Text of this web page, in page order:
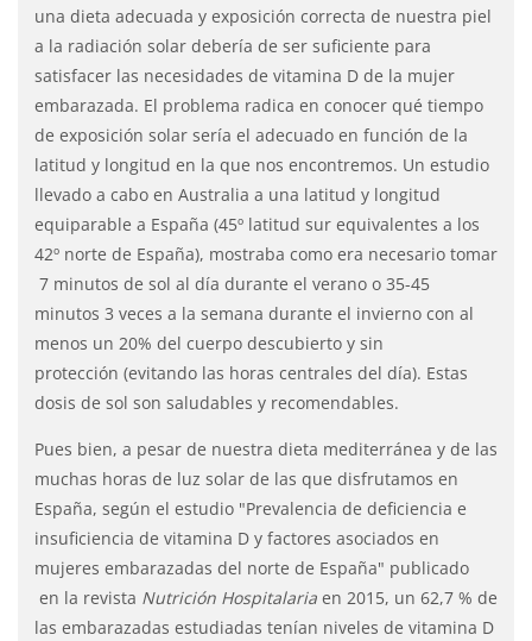
una dieta adecuada y exposición correcta de nuestra piel
a la radiación solar debería de ser suficiente para
satisfacer las necesidades de vitamina D de la mujer
embarazada. El problema radica en conocer qué tiempo
de exposición solar sería el adecuado en función de la
latitud y longitud en la que nos encontremos. Un estudio
llevado a cabo en Australia a una latitud y longitud
equiparable a España (45º latitud sur equivalentes a los
42º norte de España), mostraba como era necesario tomar
7 minutos de sol al día durante el verano o 35-45
minutos 3 veces a la semana durante el invierno con al
menos un 20% del cuerpo descubierto y sin
protección (evitando las horas centrales del día). Estas
dosis de sol son saludables y recomendables.
Pues bien, a pesar de nuestra dieta mediterránea y de las
muchas horas de luz solar de las que disfrutamos en
España, según el estudio "Prevalencia de deficiencia e
insuficiencia de vitamina D y factores asociados en
mujeres embarazadas del norte de España" publicado
en la revista Nutrición Hospitalaria en 2015, un 62,7 % de
las embarazadas estudiadas tenían niveles de vitamina D